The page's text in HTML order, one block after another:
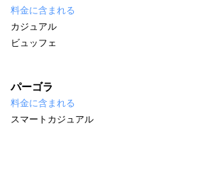
料金に含まれる
カジュアル
ビュッフェ
パーゴラ
料金に含まれる
スマートカジュアル